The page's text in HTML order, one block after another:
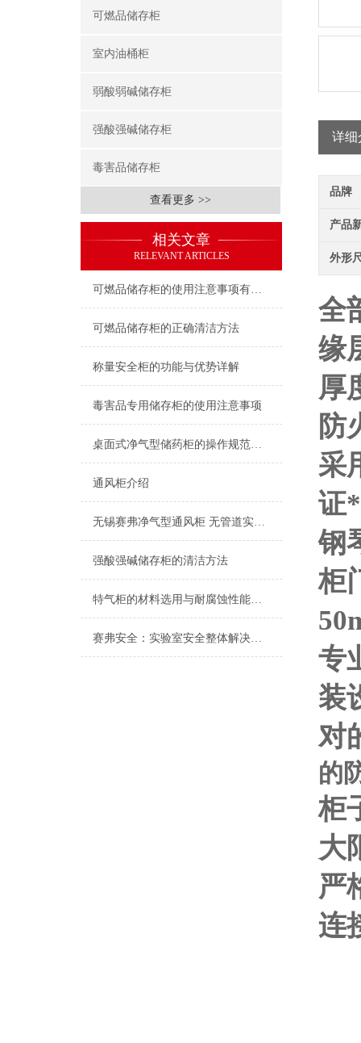
可燃品储存柜
室内油桶柜
弱酸弱碱储存柜
强酸强碱储存柜
毒害品储存柜
查看更多 >>
相关文章
RELEVANT ARTICLES
可燃品储存柜的使用注意事项有哪些？
可燃品储存柜的正确清洁方法
称量安全柜的功能与优势详解
毒害品专用储存柜的使用注意事项
桌面式净气型储药柜的操作规范与日常维护指南
通风柜介绍
无锡赛弗净气型通风柜 无管道实验室通风净化专家 源头阻断有害气体守护实验健康
强酸强碱储存柜的清洁方法
特气柜的材料选用与耐腐蚀性能分析
赛弗安全：实验室安全整体解决方案的践行者
详细
品牌
产品
外形
全
缘
厚
防
采
证
钢
柜
专
装
对
的
柜
大
严
连